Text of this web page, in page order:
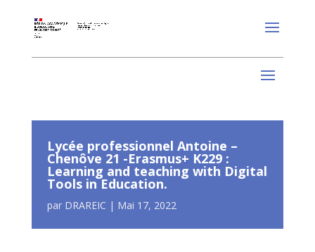
Lycée professionnel Antoine –
Chenôve 21 -Erasmus+ K229 :
Learning and teaching with Digital
Tools in Education.
par DRAREIC | Mai 17, 2022